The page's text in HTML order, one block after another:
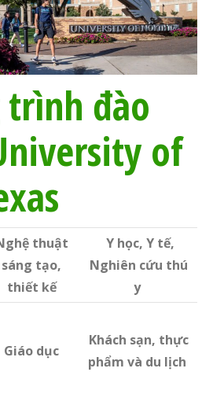
đào
of
thuật
sáng tạo,
thiết kế
Y học, Y tế,
Nghiên cứu thú
y
Giáo dục
Khách sạn, thực
phẩm và du lịch